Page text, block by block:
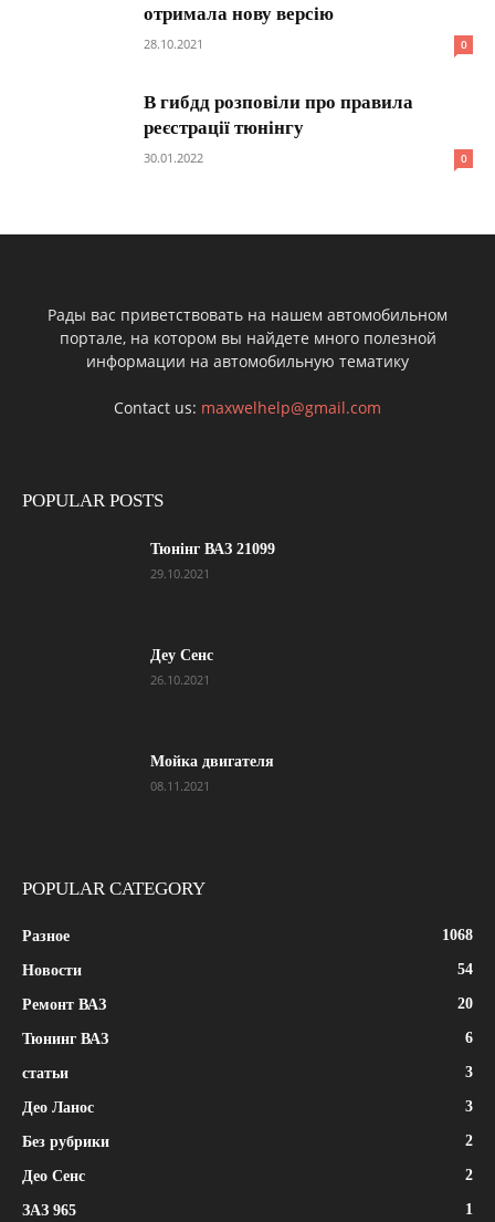
отримала нову версію
28.10.2021 0
В гибдд розповіли про правила
реєстрації тюнінгу
30.01.2022 0
Рады вас приветствовать на нашем автомобильном
портале, на котором вы найдете много полезной
информации на автомобильную тематику
Contact us: maxwelhelp@gmail.com
POPULAR POSTS
Тюнінг ВАЗ 21099
29.10.2021
Деу Сенс
26.10.2021
Мойка двигателя
08.11.2021
POPULAR CATEGORY
Разное 1068
Новости 54
Ремонт ВАЗ 20
Тюнинг ВАЗ 6
статьи 3
Део Ланос 3
Без рубрики 2
Део Сенс 2
ЗАЗ 965 1